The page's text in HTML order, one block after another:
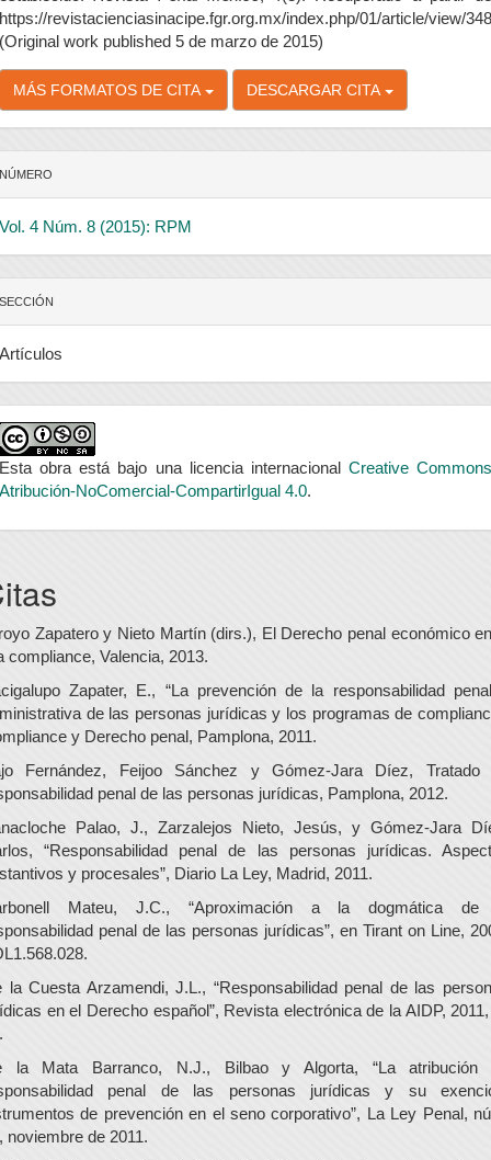
https://revistacienciasinacipe.fgr.org.mx/index.php/01/article/view/348
(Original work published 5 de marzo de 2015)
MÁS FORMATOS DE CITA DESCARGAR CITA
NÚMERO
Vol. 4 Núm. 8 (2015): RPM
SECCIÓN
Artículos
Esta obra está bajo una licencia internacional Creative Commons
Atribución-NoComercial-CompartirIgual 4.0.
Zapatero y Nieto Martín (dirs.), El Derecho penal económico
compliance, Valencia, 2013.
Zapater, E., “La prevención de la responsabilidad
de las personas jurídicas y los programas de
y Derecho penal, Pamplona, 2011.
Fernández, Feijoo Sánchez y Gómez-Jara Díez, Tratado
penal de las personas jurídicas, Pamplona, 2012.
Palao, J., Zarzalejos Nieto, Jesús, y Gómez-Jara
“Responsabilidad penal de las personas jurídicas.
y procesales”, Diario La Ley, Madrid, 2011.
Mateu, J.C., “Aproximación a la dogmática
penal de las personas jurídicas”, en Tirant on Line,
la Cuesta Arzamendi, J.L., “Responsabilidad penal de las
en el Derecho español”, Revista electrónica de la AIDP,
la Mata Barranco, N.J., Bilbao y Algorta, “La atribución
penal de las personas jurídicas y su
de prevención en el seno corporativo”, La Ley Penal,
noviembre de 2011.